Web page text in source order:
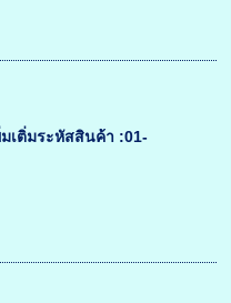
เติ่มระหัสสินค้า :01-